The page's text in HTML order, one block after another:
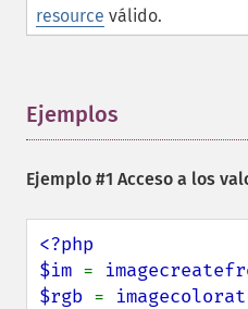
resource válido.
Ejemplos
Ejemplo #1 Acceso a los
<?php
$im =
$rgb = imagecolorat